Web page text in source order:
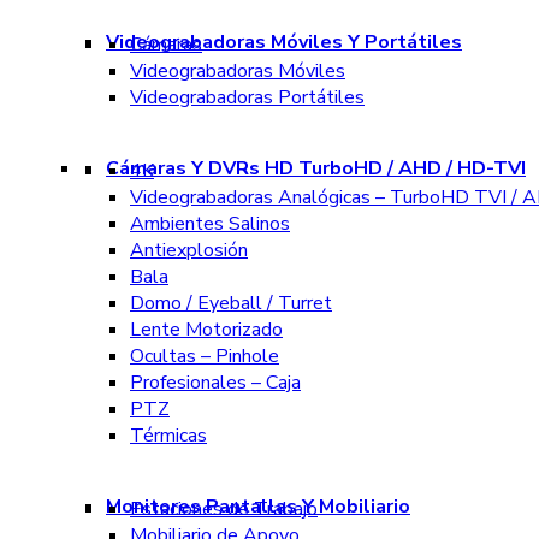
Videograbadoras Móviles Y Portátiles
Cámaras
Videograbadoras Móviles
Videograbadoras Portátiles
Cámaras Y DVRs HD TurboHD / AHD / HD-TVI
4K
Videograbadoras Analógicas – TurboHD TVI /
Ambientes Salinos
Antiexplosión
Bala
Domo / Eyeball / Turret
Lente Motorizado
Ocultas – Pinhole
Profesionales – Caja
PTZ
Térmicas
Monitores Pantallas Y Mobiliario
Estaciones de Trabajo